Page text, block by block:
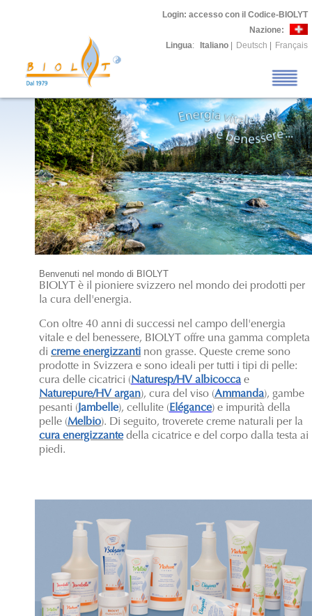
Login: accesso con il Codice-BIOLYT
Nazione:
Lingua: Italiano Deutsch Français
Benvenuti nel mondo di BIOLYT
BIOLYT è il pioniere svizzero nel mondo dei prodotti per
la cura dell'energia.
Con oltre 40 anni di successi nel campo dell'energia
vitale e del benessere, BIOLYT offre una gamma completa
di creme energizzanti non grasse. Queste creme sono
prodotte in Svizzera e sono ideali per tutti i tipi di pelle:
cura delle cicatrici (Naturesp/HV albicocca e
Naturepure/HV argan), cura del viso (Ammanda), gambe
pesanti (Jambelle), cellulite (Elégance) e impurità della
pelle (Melbio). Di seguito, troverete creme naturali per la
cura energizzantedella cicatrice e del corpo dalla testa ai
piedi.